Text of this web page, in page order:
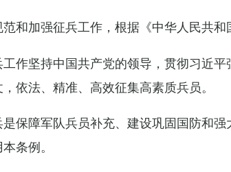
和加强征兵工作，根据《中华人民共和
作坚持中国共产党的领导，贯彻习近
依法、精准、高效征集高素质兵员。
保障军队兵员补充、建设巩固国防和
条例。